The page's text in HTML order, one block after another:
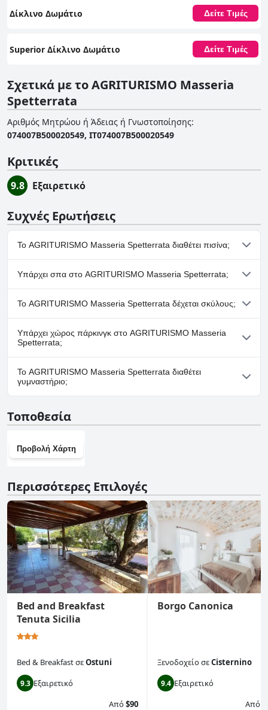
Δίκλινο Δωμάτιο Δείτε Τιμές
Superior Δίκλινο Δωμάτιο Δείτε Τιμές
Σχετικά με το AGRITURISMO Masseria
Spetterrata
Αριθμός Μητρώου ή Άδειας ή Γνωστοποίησης:
074007B500020549, IT074007B500020549
Κριτικές
9.8 Εξαιρετικό
Συχνές Ερωτήσεις
Το AGRITURISMO Masseria Spetterrata διαθέτει πισίνα;
Ναι, το AGRITURISMO Masseria Spetterrata διαθέτει πισίνα/
πισίνες που ανήκουν σε μία ή περισσότερες από τις ακόλουθες
κατηγορίες: Εξωτερική Πισίνα.
Υπάρχει σπα στο AGRITURISMO Masseria Spetterrata;
Όχι, το AGRITURISMO Masseria Spetterrata δεν διαθέτει σπα.
Το AGRITURISMO Masseria Spetterrata δέχεται σκύλους;
Όχι, το AGRITURISMO Masseria Spetterrata δεν δέχεται
σκύλους.
Υπάρχει χώρος πάρκινγκ στο AGRITURISMO Masseria
Spetterrata;
Ναι, υπάρχουν εγκαταστάσεις πάρκινγκ στο AGRITURISMO
Masseria Spetterrata.
Το AGRITURISMO Masseria Spetterrata διαθέτει
γυμναστήριο;
γυμναστήριο.
Τοποθεσία
Προβολή Χάρτη
Περισσότερες Επιλογές
Bed and Breakfast
Tenuta Sicilia
Bed & BreakfastσεOstuni
9.3 Εξαιρετικό
Από$90
Borgo Canonica
ΞενοδοχείοσεCisternino
9.4 Εξαιρετικό
Από